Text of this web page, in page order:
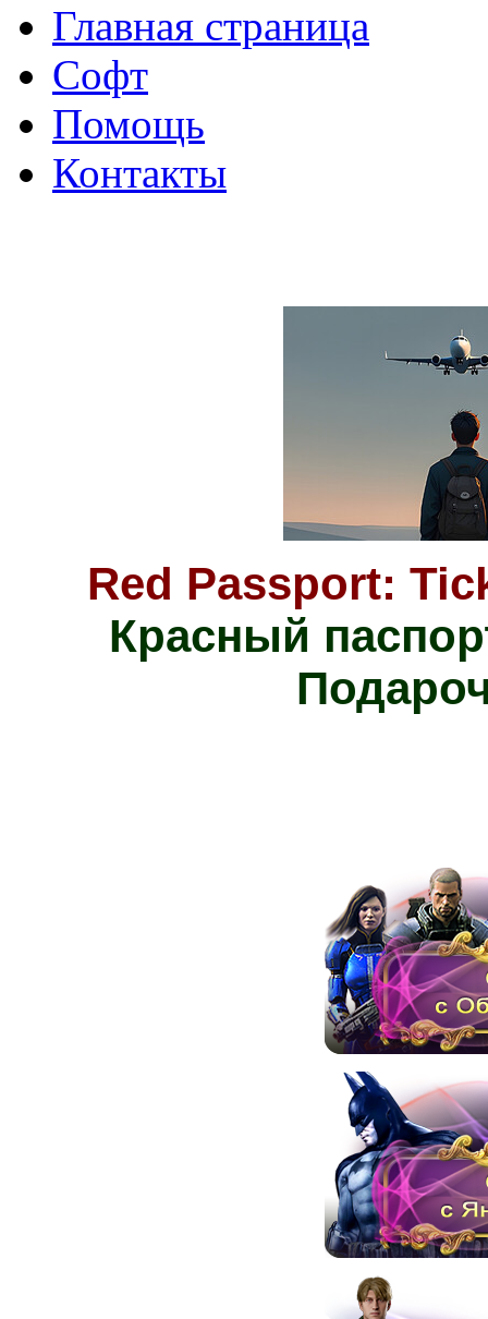
Главная страница
Софт
Помощь
Контакты
Red Passport:
Красный